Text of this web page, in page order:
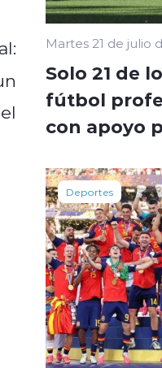
Martes 21 de julio
Solo 21 de
fútbol
con apoyo
Deportes